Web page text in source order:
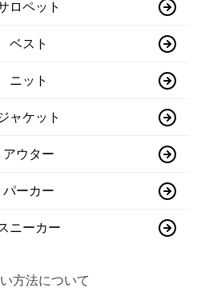
ロペット
ベスト
ニット
ャケット
アウター
パーカー
ニーカー
方法について